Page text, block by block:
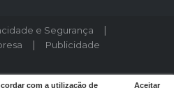
e Segurança |
| Publicidade
os direitos reservados. Designed by
com a utilização de Aceitar